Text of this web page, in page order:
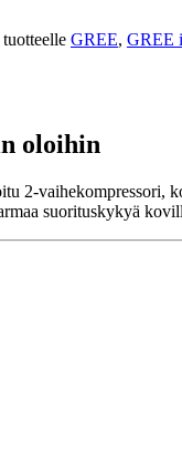
GREE, GREE
oloihin
2-vaihekompressori,
suorituskykyä